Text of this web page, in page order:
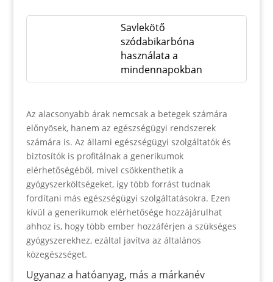
Savlekötő
szódabikarbóna
használata a
mindennapokban
Az alacsonyabb árak nemcsak a betegek számára
előnyösek, hanem az egészségügyi rendszerek
számára is. Az állami egészségügyi szolgáltatók és
biztosítók is profitálnak a generikumok
elérhetőségéből, mivel csökkenthetik a
gyógyszerköltségeket, így több forrást tudnak
fordítani más egészségügyi szolgáltatásokra. Ezen
kívül a generikumok elérhetősége hozzájárulhat
ahhoz is, hogy több ember hozzáférjen a szükséges
gyógyszerekhez, ezáltal javítva az általános
közegészséget.
Ugyanaz a hatóanyag, más a márkanév